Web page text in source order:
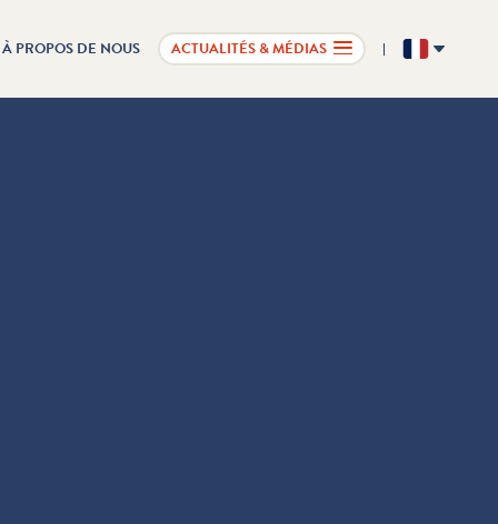
À PROPOS DE NOUS ACTUALITÉS & MÉDIAS FR